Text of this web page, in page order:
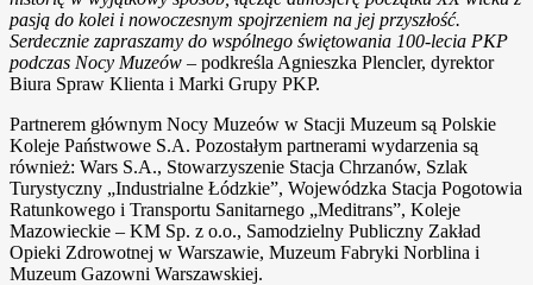
pasją do kolei i nowoczesnym spojrzeniem na jej przyszłość.
Serdecznie zapraszamy do wspólnego świętowania 100-lecia PKP
podczas Nocy Muzeów – podkreśla Agnieszka Plencler, dyrektor
Biura Spraw Klienta i Marki Grupy PKP.
Partnerem głównym Nocy Muzeów w Stacji Muzeum są Polskie
Koleje Państwowe S.A. Pozostałym partnerami wydarzenia są
również: Wars S.A., Stowarzyszenie Stacja Chrzanów, Szlak
Turystyczny „Industrialne Łódzkie”, Wojewódzka Stacja Pogotowia
Ratunkowego i Transportu Sanitarnego „Meditrans”, Koleje
Mazowieckie – KM Sp. z o.o., Samodzielny Publiczny Zakład
Opieki Zdrowotnej w Warszawie, Muzeum Fabryki Norblina i
Muzeum Gazowni Warszawskiej.